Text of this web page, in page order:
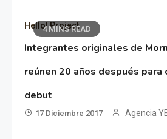
4 MINS READ
Hello! Project
Integrantes originales de
reúnen 20 años después para
debut
17 Diciembre 2017 Agencia